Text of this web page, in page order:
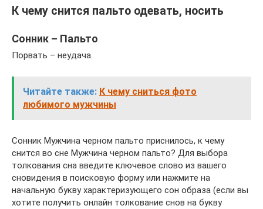
К чему снится пальто одевать, носить
Сонник – Пальто
Порвать – неудача.
Читайте также: К чему сниться фото
любимого мужчины
Сонник Мужчина черном пальто приснилось, к чему
снится во сне Мужчина черном пальто? Для выбора
толкования сна введите ключевое слово из вашего
сновидения в поисковую форму или нажмите на
начальную букву характеризующего сон образа (если вы
хотите получить онлайн толкование снов на букву